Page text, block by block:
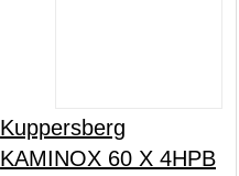
Kuppersberg
KAMINOX 60 X 4HPB